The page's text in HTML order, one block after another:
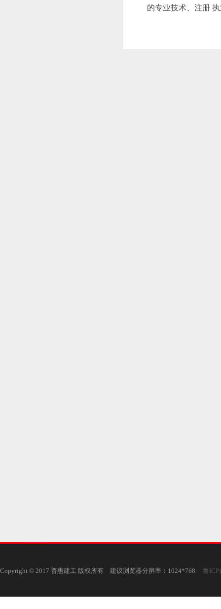
的专业技术、注册
Copyright © 2017 普惠建工 版权所有 建议浏览器分辨率：1024*768 鲁